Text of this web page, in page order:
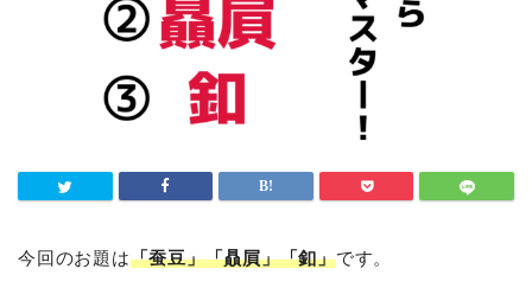
今回のお題は「蚕豆」「贔屓」「釦」です。